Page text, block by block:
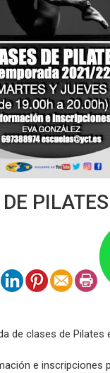
PILATES
de clases de Pilates
e inscripciones